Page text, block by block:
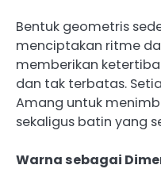
‎Bentuk geometris
menciptakan ritme
memberikan
dan tak terbatas.
Amang untuk
sekaligus batin yang
‎Warna sebagai